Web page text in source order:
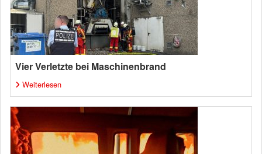
Vier Verletzte bei Maschinenbrand
Weiterlesen